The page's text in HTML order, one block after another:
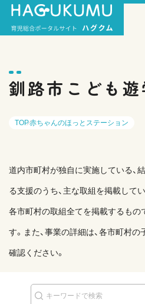
釧路市こども遊
TOP赤ちゃんのほっとステーション
道内市町村が独自に実施している、
る支援のうち、主な取組を掲載してい
各市町村の取組全てを掲載するもの
す。また、事業の詳細は、各市町村
確認ください。